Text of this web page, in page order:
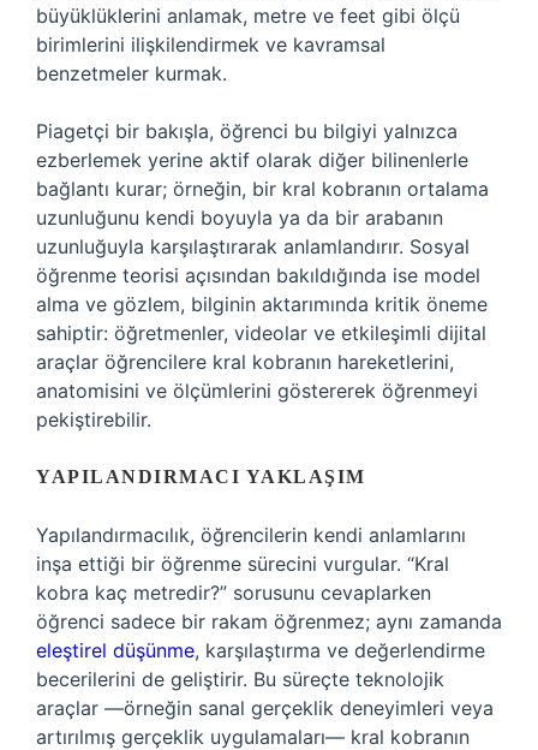
büyüklüklerini anlamak, metre ve feet gibi ölçü
birimlerini ilişkilendirmek ve kavramsal
benzetmeler kurmak.
Piagetçi bir bakışla, öğrenci bu bilgiyi yalnızca
ezberlemek yerine aktif olarak diğer bilinenlerle
bağlantı kurar; örneğin, bir kral kobranın ortalama
uzunluğunu kendi boyuyla ya da bir arabanın
uzunluğuyla karşılaştırarak anlamlandırır. Sosyal
öğrenme teorisi açısından bakıldığında ise model
alma ve gözlem, bilginin aktarımında kritik öneme
sahiptir: öğretmenler, videolar ve etkileşimli dijital
araçlar öğrencilere kral kobranın hareketlerini,
anatomisini ve ölçümlerini göstererek öğrenmeyi
pekiştirebilir.
YAPILANDIRMACI YAKLAŞIM
Yapılandırmacılık, öğrencilerin kendi anlamlarını
inşa ettiği bir öğrenme sürecini vurgular. “Kral
kobra kaç metredir?” sorusunu cevaplarken
öğrenci sadece bir rakam öğrenmez; aynı zamanda
eleştirel düşünme, karşılaştırma ve değerlendirme
becerilerini de geliştirir. Bu süreçte teknolojik
araçlar —örneğin sanal gerçeklik deneyimleri veya
artırılmış gerçeklik uygulamaları— kral kobranın